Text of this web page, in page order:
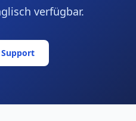
verfügbar.